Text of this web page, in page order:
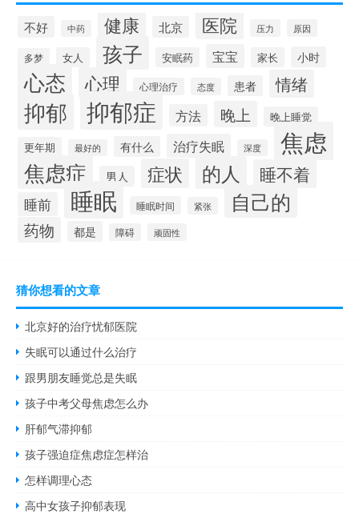
不好 中药 健康 北京 医院 压力 原因
多梦 女人 孩子 安眠药 宝宝 家长 小时
心态 心理 心理治疗 态度 患者 情绪
抑郁 抑郁症 方法 晚上
晚上睡觉
更年期
最好的 有什么 治疗失眠 深度 焦虑
焦虑症 男人 症状 的人 睡不着
睡前 睡眠 睡眠时间 紧张 自己的
药物 都是 障碍 顽固性
猜你想看的文章
北京好的治疗忧郁医院
失眠可以通过什么治疗
跟男朋友睡觉总是失眠
孩子中考父母焦虑怎么办
肝郁气滞抑郁
孩子强迫症焦虑症怎样治
怎样调理心态
高中女孩子抑郁表现